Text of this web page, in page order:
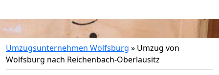
Umzugsunternehmen Wolfsburg » Umzug von
Wolfsburg nach Reichenbach-Oberlausitz